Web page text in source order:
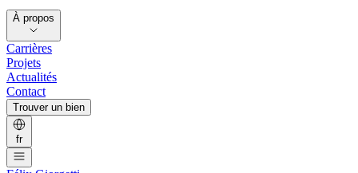
À propos
Carrières
Projets
Actualités
Contact
Trouver un bien
fr